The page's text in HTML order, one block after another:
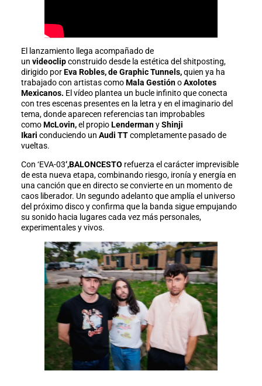
El lanzamiento llega acompañado de
un videoclipconstruido desde la estética del shitposting,
dirigido porEva Robles, de Graphic Tunnels,quien ya ha
trabajado con artistas comoMala GestiónoAxolotes
Mexicanos. El vídeo plantea un bucle infinito que conecta
con tres escenas presentes en la letra y en el imaginario del
tema, donde aparecen referencias tan improbables
comoMcLovin,el propioLendermanyShinji
Ikari conduciendo un Audi TTcompletamente pasado de
vueltas.
Con ‘EVA-03‘,BALONCESTO refuerza el carácter imprevisible
de esta nueva etapa, combinando riesgo, ironía y energía en
una canción que en directo se convierte en un momento de
caos liberador. Un segundo adelanto que amplía el universo
del próximo disco y confirma que la banda sigue empujando
su sonido hacia lugares cada vez más personales,
experimentales y vivos.